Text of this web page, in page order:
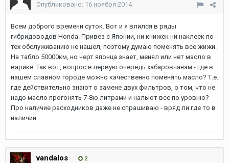
Опубликовано: 16 ноября 2014
Всем доброго времени суток. Вот и я влился в ряды
гибридоводов Honda. Привез с Японии, ни книжек ни наклеек по
тех обслуживанию не нашел, поэтому думаю поменять все жижи.
На табло 50000км, но черт японца знает, менял или нет масло в
варике. Так вот, вопрос в первую очередь хабаровчанам - где в
нашем славном городе можно качественно поменять масло? Т.е.
где действительно знают о замене двух фильтров, о том, что не
надо масло прогонять 7-8ю литрами и нальют все по уровню?
Про наличие расходников даже не спрашиваю - вряд ли где то в
наличии..
vandalos 2